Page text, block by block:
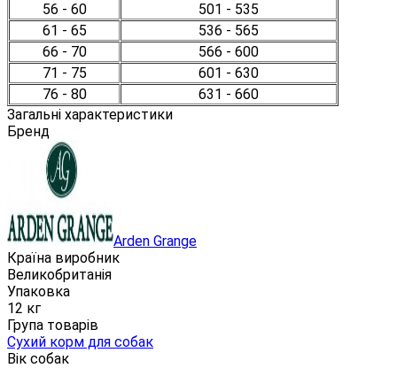
56 - 60
501 - 535
61 - 65
536 - 565
66 - 70
566 - 600
71 - 75
601 - 630
76 - 80
631 - 660
Загальні характеристики
Бренд
Arden Grange
Країна виробник
Великобританія
Упаковка
12 кг
Група товарів
Сухий корм для собак
Вік собак